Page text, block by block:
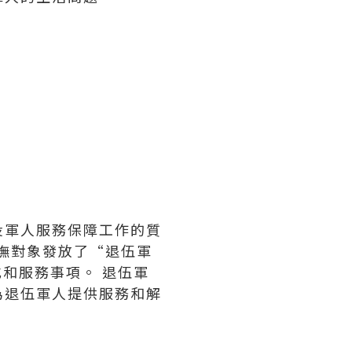
人服務保障工作的質
對象發放了“退伍軍
服務事項。 退伍軍
伍軍人提供服務和解